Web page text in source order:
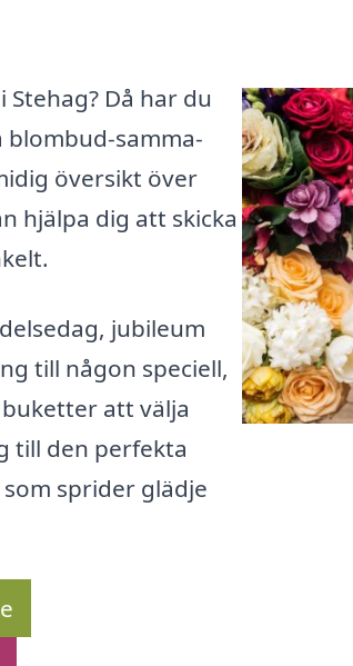
Då har du
samma-
översikt över
hjälpa dig att skicka
jubileum
till någon speciell,
att välja
till den perfekta
sprider glädje